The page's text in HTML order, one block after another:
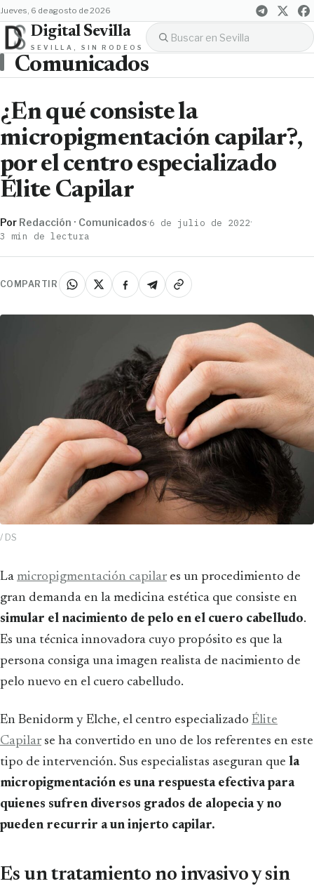
jueves, 6 de agosto de 2026
Digital Sevilla
SEVILLA, SIN RODEOS
Comunicados
¿En qué consiste la
micropigmentación capilar?,
por el centro especializado
Élite Capilar
Por Redacción · Comunicados·6 de julio de 2022·
3 min de lectura
COMPARTIR
/ DS
La micropigmentación capilar es un procedimiento de
gran demanda en la medicina estética que consiste en
simular el nacimiento de pelo en el cuero cabelludo.
Es una técnica innovadora cuyo propósito es que la
persona consiga una imagen realista de nacimiento de
pelo nuevo en el cuero cabelludo.
En Benidorm y Elche, el centro especializado Élite
Capilar se ha convertido en uno de los referentes en este
tipo de intervención. Sus especialistas aseguran que la
micropigmentación es una respuesta efectiva para
quienes sufren diversos grados de alopecia y no
pueden recurrir a un injerto capilar.
Es un tratamiento no invasivo y sin